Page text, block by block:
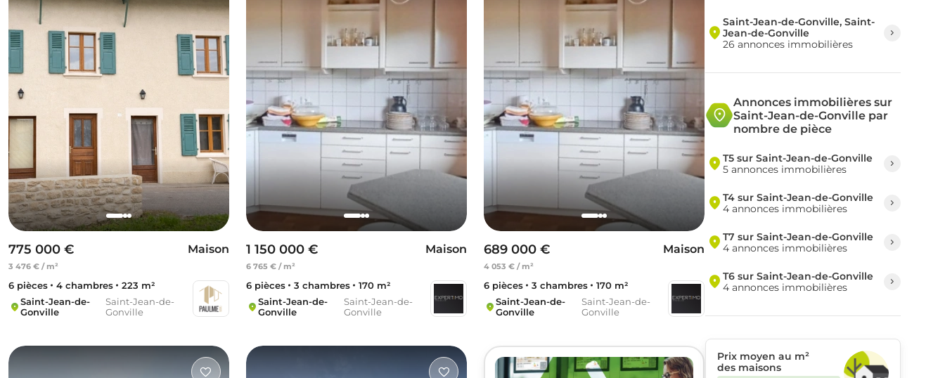
775 000 €
3 476 € / m²
Maison
6 pièces 4 chambres
223 m²
Saint-Jean-de-
Gonville
Saint-Jean-de-
Gonville
1 150 000 €
6 765 € / m²
Maison
6 pièces 3 chambres
170 m²
Saint-Jean-de-
Gonville
Saint-Jean-de-
Gonville
689 000 €
4 053 € / m²
Maison
6 pièces 3 chambres
170 m²
Saint-Jean-de-
Gonville
Saint-Jean-de-
Gonville
Saint-Jean-de-Gonville, Saint-
Jean-de-Gonville
26 annonces immobilières
Annonces immobilières sur
Saint-Jean-de-Gonville par
nombre de pièce
T5 sur Saint-Jean-de-Gonville
5 annonces immobilières
T4 sur Saint-Jean-de-Gonville
4 annonces immobilières
T7 sur Saint-Jean-de-Gonville
4 annonces immobilières
T6 sur Saint-Jean-de-Gonville
4 annonces immobilières
Prix moyen au m²
des maisons